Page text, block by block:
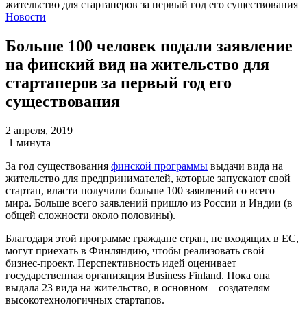
Новости
Больше 100 человек подали заявление
на финский вид на жительство для
стартаперов за первый год его
существования
2 апреля, 2019
1 минута
За год существования финской программы выдачи вида на
жительство для предпринимателей, которые запускают свой
стартап, власти получили больше 100 заявлений со всего
мира. Больше всего заявлений пришло из России и Индии (в
общей сложности около половины).
Благодаря этой программе граждане стран, не входящих в ЕС,
могут приехать в Финляндию, чтобы реализовать свой
бизнес-проект. Перспективность идей оценивает
государственная организация Business Finland. Пока она
выдала 23 вида на жительство, в основном – создателям
высокотехнологичных стартапов.